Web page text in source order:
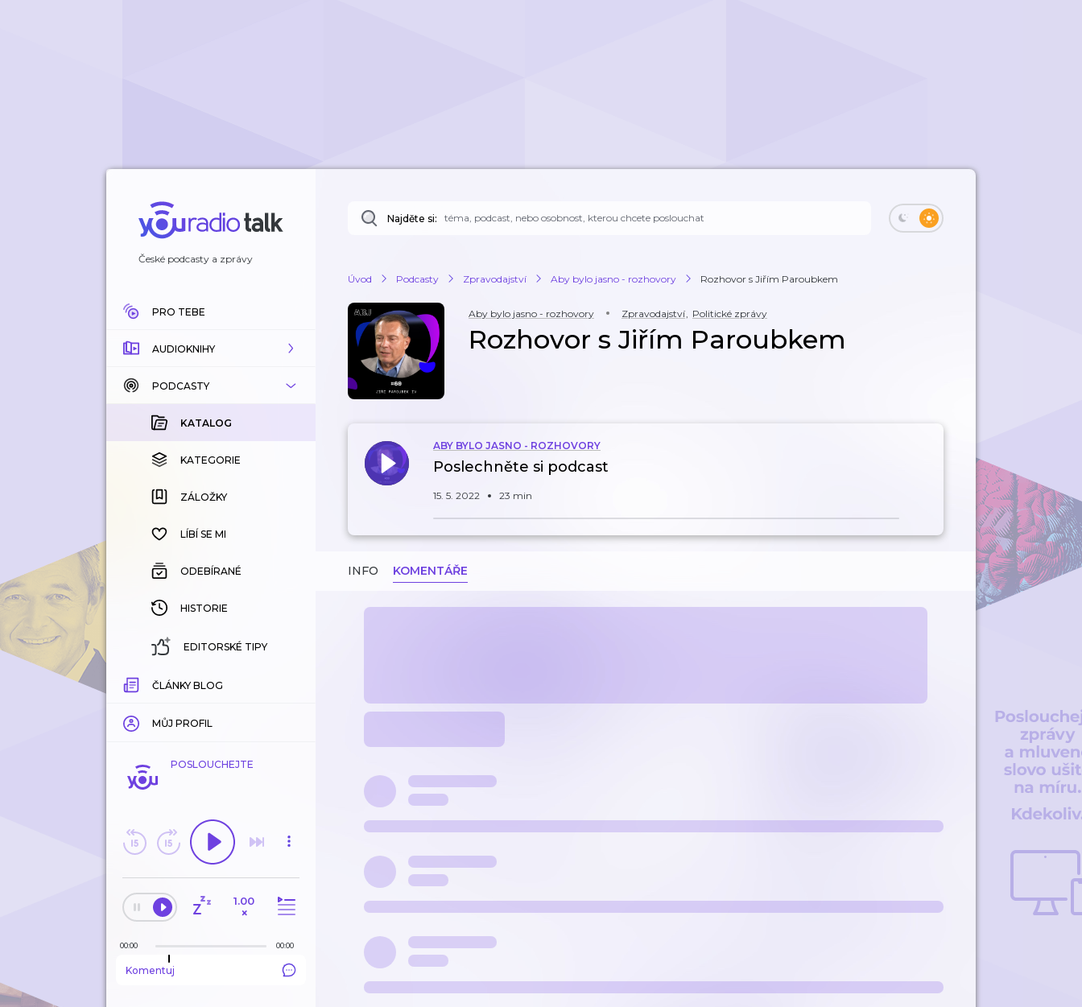
České podcasty a zprávy
PRO TEBE
AUDIOKNIHY
KATALOG
KOUPENÉ
KATEGORIE
ZÁLOŽKY
HISTORIE
PODCASTY
KATALOG
KATEGORIE
ZÁLOŽKY
LÍBÍ SE MI
ODEBÍRANÉ
HISTORIE
EDITORSKÉ TIPY
ČLÁNKY BLOG
MŮJ PROFIL
POSLOUCHEJTE
1.00
×
00:00 00:00
Komentuj
Najděte si:
Úvod Podcasty Zpravodajství Aby bylo jasno - rozhovory Rozhovor s Jiřím Paroubkem
Aby bylo jasno - rozhovory Zpravodajství, Politické zprávy
Rozhovor s Jiřím Paroubkem
ABY BYLO JASNO - ROZHOVORY
Poslechněte si podcast
15. 5. 2022 23 min
INFO KOMENTÁŘE